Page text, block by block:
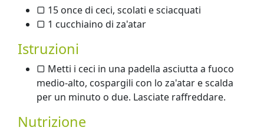
▢ 15 once di ceci, scolati e sciacquati
▢ 1 cucchiaino di za'atar
Istruzioni
▢ Metti i ceci in una padella asciutta a fuoco
medio-alto, cospargili con lo za'atar e scalda
per un minuto o due. Lasciate raffreddare.
Nutrizione